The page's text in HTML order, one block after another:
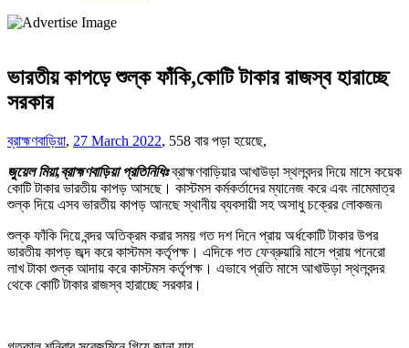
ভারতীয় কাপড়ে শুল্ক ফাঁকি,কোটি টাকার রাজস্ব হারাচ্ছে
সরকার
ব্রাহ্মণবাড়িয়া, 27 March 2022, 558 বার পড়া হয়েছে,
জুয়েল মিয়া,ব্রাহ্মণবাড়িয়া প্রতিনিধিঃব্রাহ্মণবাড়িয়ার আখাউড়া স্থলবন্দর দিয়ে মাসে কয়েক
কোটি টাকার ভারতীয় কাপড় আসছে। কাস্টমস কর্মকর্তাদের ম্যানেজ করে এবং নামেমাত্র
শুল্ক দিয়ে এসব ভারতীয় কাপড় আনছে স্থানীয় ব্যবসায়ী সহ অসাধু চক্রের লোকজন৷
শুল্ক ফাঁকি দিয়ে বন্দর অতিক্রম করার সময় গত দশ দিনে প্রায় অর্ধকোটি টাকার উপর
ভারতীয় কাপড় জব্দ করে কাস্টমস কর্তৃপক্ষ। এদিকে গত ফেব্রুয়ারি মাসে প্রায় পনেরো
লাখ টাকা শুল্ক আদায় করে কাস্টমস কর্তৃপক্ষ। এভাবে প্রতি মাসে আখাউড়া স্থলবন্দর
থেকে কোটি টাকার রাজস্ব হারাচ্ছে সরকার।